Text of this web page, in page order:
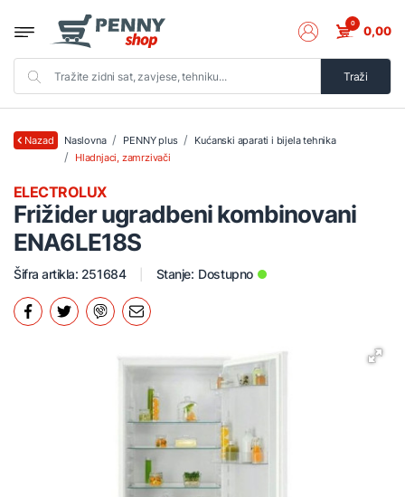
Traži
0 0,00
Nazad Naslovna PENNY plus
Kućanski aparati i bijela tehnika
Hladnjaci, zamrzivači
Frižider ugradbeni kombinovani
ENA6LE18S
ELECTROLUX
Šifra artikla: 251684 Stanje: Dostupno